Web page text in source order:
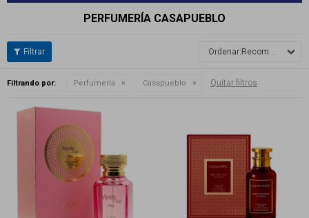
PERFUMERÍA CASAPUEBLO
Recomendados
Filtrando por: Perfumería Casapueblo Quitar filtros